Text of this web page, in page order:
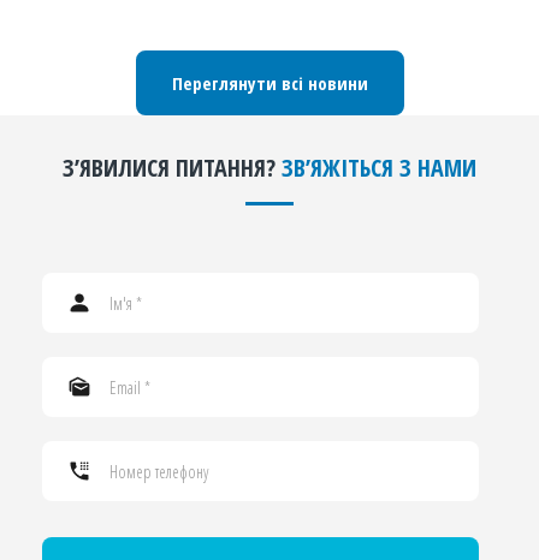
Переглянути всі новини
ЗʼЯВИЛИСЯ ПИТАННЯ?ЗВʼЯЖІТЬСЯ З НАМИ